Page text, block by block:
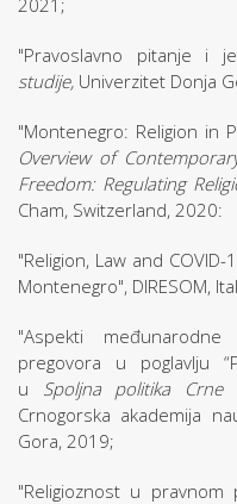
2021;
"Pravoslavno pitanje i
studije, Univerzitet Donja
"Montenegro: Religion in
Overview of
Freedom: Regulating
Cham, Switzerland, 2020:
"Religion, Law and
Montenegro", DIRESOM,
"Aspekti
pregovora u poglavlju
u Spoljna politika
Crnogorska akademija
Gora, 2019;
"Religioznost u